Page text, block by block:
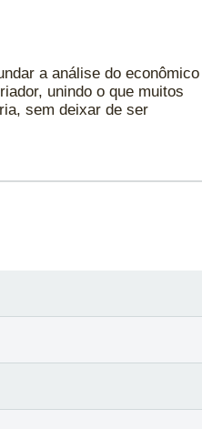
a análise do econômico
unindo o que muitos
sem deixar de ser